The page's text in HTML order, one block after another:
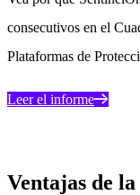
consecutivos en el
Plataformas de
Leer el informe
Ventajas de